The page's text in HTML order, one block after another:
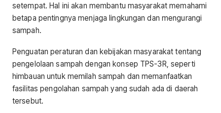
setempat. Hal ini akan membantu masyarakat memahami
betapa pentingnya menjaga lingkungan dan mengurangi
sampah.
Penguatan peraturan dan kebijakan masyarakat tentang
pengelolaan sampah dengan konsep TPS-3R, seperti
himbauan untuk memilah sampah dan memanfaatkan
fasilitas pengolahan sampah yang sudah ada di daerah
tersebut.